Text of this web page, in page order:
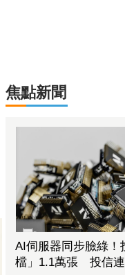
焦點新聞
AI伺服器同步臉綠！
檔」1.1萬張 投信連